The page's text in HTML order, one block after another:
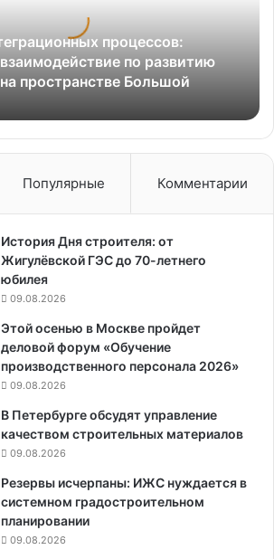
процессов:
по развитию
пространстве Большой
Популярные Комментарии
История Дня строителя: от
Жигулёвской ГЭС до 70-летнего
юбилея
09.08.2026
Этой осенью в Москве пройдет
деловой форум «Обучение
производственного персонала 2026»
09.08.2026
В Петербурге обсудят управление
качеством строительных материалов
09.08.2026
Резервы исчерпаны: ИЖС нуждается в
системном градостроительном
планировании
09.08.2026